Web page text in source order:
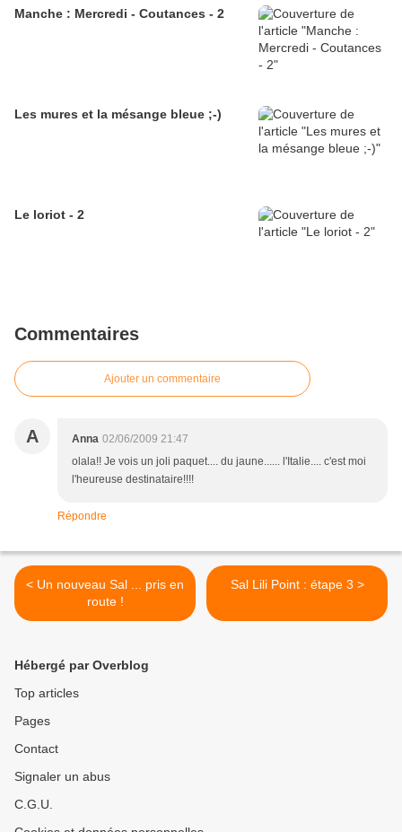
Manche : Mercredi - Coutances - 2
Les mures et la mésange bleue ;-)
Le loriot - 2
Commentaires
Ajouter un commentaire
A Anna 02/06/2009 21:47
olala!! Je vois un joli paquet.... du jaune...... l'Italie.... c'est moi
l'heureuse destinataire!!!!
Répondre
< Un nouveau Sal ... pris en
route !
Sal Lili Point : étape 3 >
Hébergé par Overblog
Top articles
Pages
Contact
Signaler un abus
C.G.U.